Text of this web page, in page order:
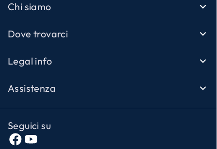
Chi siamo
Dove trovarci
Legal info
Assistenza
Seguici su